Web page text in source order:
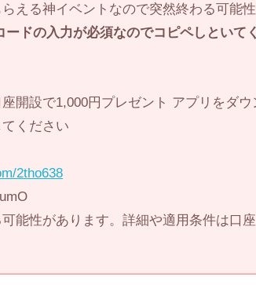
える神イベントなので突然終わる可能
ードの入力が必須なのでコピペしといて
座開設で1,000円プレゼント アプリをダ
ください
2tho638
能性があります。詳細や適用条件は口